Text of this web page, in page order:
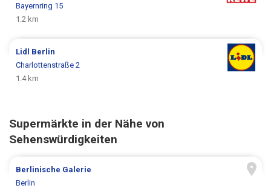
Bayernring 15
1.2 km
Lidl Berlin
Charlottenstraße 2
1.4 km
Supermärkte in der Nähe von
Sehenswürdigkeiten
Berlinische Galerie
Berlin